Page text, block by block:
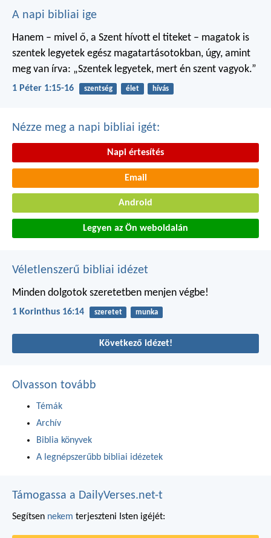
A napi bibliai ige
Hanem – mivel ő, a Szent hívott el titeket – magatok is
szentek legyetek egész magatartásotokban, úgy, amint
meg van írva: „Szentek legyetek, mert én szent vagyok.”
1 Péter 1:15-16 szentség élet hívás
Nézze meg a napi bibliai igét:
Napi értesítés
Email
Android
Legyen az Ön weboldalán
Véletlenszerű bibliai idézet
Minden dolgotok szeretetben menjen végbe!
1 Korinthus 16:14 szeretet munka
Következő idézet!
Olvasson tovább
Témák
Archív
Biblia könyvek
A legnépszerűbb bibliai idézetek
Támogassa a DailyVerses.net-t
Segítsen nekem terjeszteni Isten igéjét: